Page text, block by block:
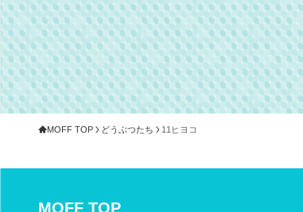
MOFF TOP どうぶつたち 11ヒヨコ
MOFF TOP